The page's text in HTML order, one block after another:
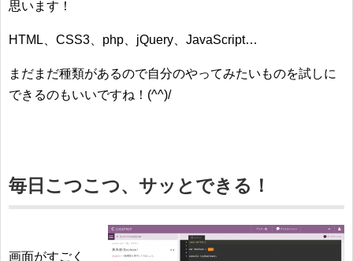
思います！
HTML、CSS3、php、jQuery、JavaScript…
まだまだ種類があるので自分のやってみたいものを試しに
できるのもいいですね！(^^)/
毎日こつこつ、サッとできる！
画面がすごく